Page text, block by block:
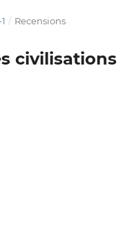
/ Recensions
civilisations